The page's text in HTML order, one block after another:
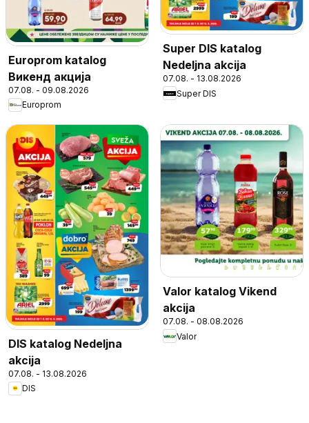
Europrom katalog
Викенд акција
07.08. - 09.08.2026
Europrom
Super DIS katalog
Nedeljna akcija
07.08. - 13.08.2026
Super DIS
DIS katalog Nedeljna
akcija
07.08. - 13.08.2026
DIS
Valor katalog Vikend
akcija
07.08. - 08.08.2026
Valor